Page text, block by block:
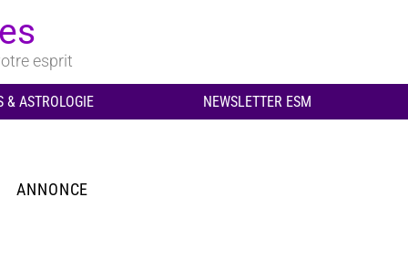
esprit
& ASTROLOGIE NEWSLETTER ESM
ANNONCE